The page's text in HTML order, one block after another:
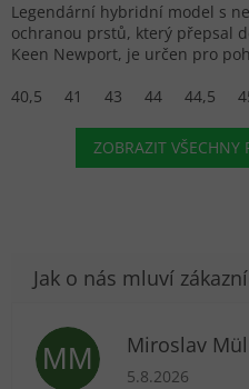
Legendární hybridní model s
ochranou prstů, který přepsal
Keen Newport, je určen pro
40,5
41 43 44 44,5
ZOBRAZIT VŠECHNY
MM Miroslav
Hodnocení
5.8.2026